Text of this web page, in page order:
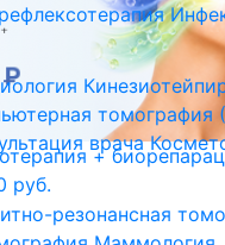
+
руб.
томография
врача
резонансная